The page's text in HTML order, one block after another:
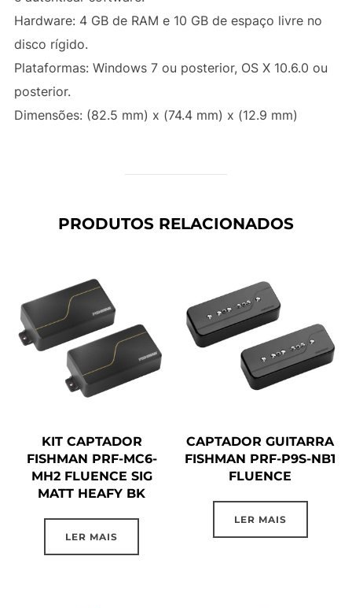
Hardware: 4 GB de RAM e 10 GB de espaço livre no
disco rígido.
Plataformas: Windows 7 ou posterior, OS X 10.6.0 ou
posterior.
Dimensões: (82.5 mm) x (74.4 mm) x (12.9 mm)
PRODUTOS RELACIONADOS
KIT CAPTADOR
FISHMAN PRF-MC6-
MH2 FLUENCE SIG
MATT HEAFY BK
LER MAIS
CAPTADOR GUITARRA
FISHMAN PRF-P9S-NB1
FLUENCE
LER MAIS